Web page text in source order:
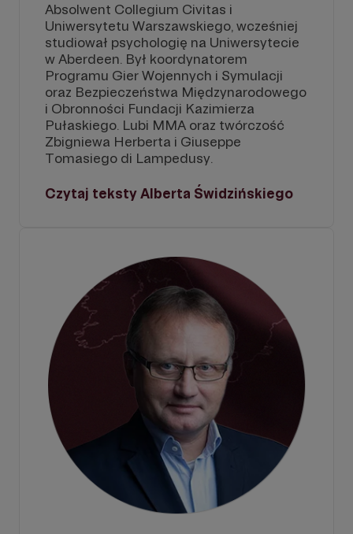
Absolwent Collegium Civitas i
Uniwersytetu Warszawskiego, wcześniej
studiował psychologię na Uniwersytecie
w Aberdeen. Był koordynatorem
Programu Gier Wojennych i Symulacji
oraz Bezpieczeństwa Międzynarodowego
i Obronności Fundacji Kazimierza
Pułaskiego. Lubi MMA oraz twórczość
Zbigniewa Herberta i Giuseppe
Tomasiego di Lampedusy.
Czytaj teksty Alberta Świdzińskiego